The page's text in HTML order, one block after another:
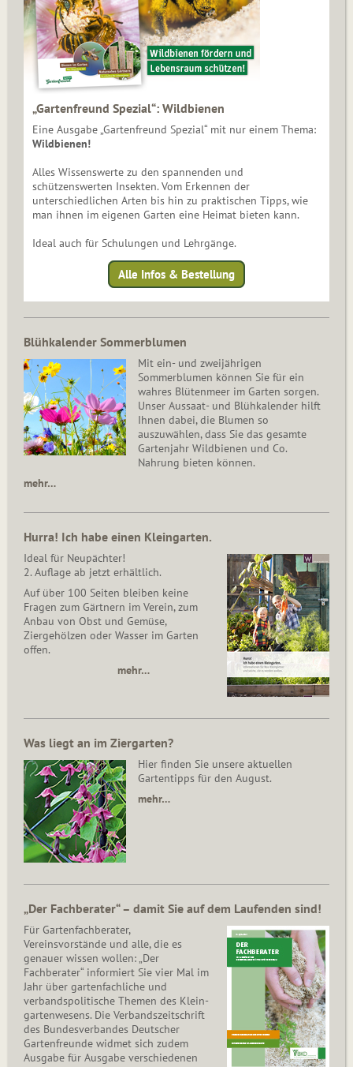
„Gartenfreund Spezial“: Wildbienen
Eine Ausgabe „Gartenfreund Spezial“ mit nur einem Thema:
Wildbienen!
Alles Wissenswerte zu den spannenden und
schützenswerten Insekten. Vom Erkennen der
unterschiedlichen Arten bis hin zu praktischen Tipps, wie
man ihnen im eigenen Garten eine Heimat bieten kann.
Ideal auch für Schulungen und Lehrgänge.
Alle Infos & Bestellung
Blühkalender Sommerblumen
Mit ein- und zweijährigen
Sommerblumen können Sie für ein
wahres Blütenmeer im Garten sorgen.
Unser Aussaat- und Blühkalender hilft
Ihnen dabei, die Blumen so
auszuwählen, dass Sie das gesamte
Gartenjahr Wildbienen und Co.
Nahrung bieten können.
mehr…
Hurra! Ich habe einen Kleingarten.
Ideal für Neupächter!
2. Auflage ab jetzt erhältlich.
Auf über 100 Seiten bleiben keine
Fragen zum Gärtnern im Verein, zum
Anbau von Obst und Gemüse,
Ziergehölzen oder Wasser im Garten
offen.
mehr…
Was liegt an im Ziergarten?
Hier finden Sie unsere aktuellen
Gartentipps für den August.
mehr…
„Der Fachberater“ – damit Sie auf dem Laufenden sind!
Für Gartenfachberater,
Vereinsvorstände und alle, die es
genauer wissen wollen: „Der
Fachberater“ informiert Sie vier Mal im
Jahr über gartenfachliche und
verbandspolitische Themen des Klein­
gar­ten­wesens. Die Ver­bands­zeit­schrift
des Bun­des­ver­ban­des Deutscher
Gartenfreunde widmet sich zudem
Ausgabe für Ausgabe verschiedenen